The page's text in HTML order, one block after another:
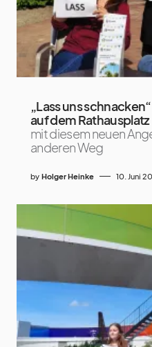
„Lass uns
auf dem Rathausplatz
mit diesem neuen
anderen Weg
by Holger Heinke 10. Juni